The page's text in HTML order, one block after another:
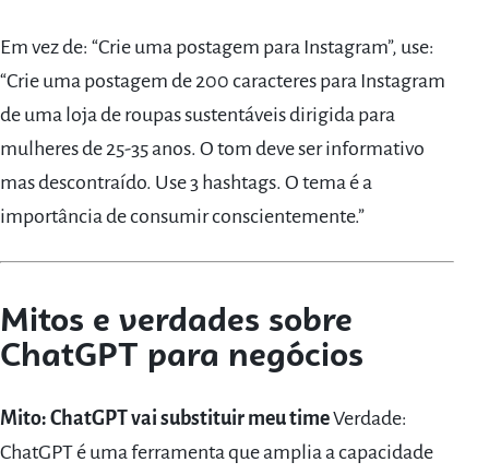
Em vez de: “Crie uma postagem para Instagram”, use:
“Crie uma postagem de 200 caracteres para Instagram
de uma loja de roupas sustentáveis dirigida para
mulheres de 25-35 anos. O tom deve ser informativo
mas descontraído. Use 3 hashtags. O tema é a
importância de consumir conscientemente.”
Mitos e verdades sobre
ChatGPT para negócios
Mito: ChatGPT vai substituir meu timeVerdade:
ChatGPT é uma ferramenta que amplia a capacidade